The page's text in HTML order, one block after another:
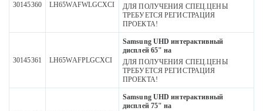
30145360 LH65WAFWLGCXCI
ДЛЯ ПОЛУЧЕНИЯ СПЕЦ.ЦЕНЫ
ТРЕБУЕТСЯ РЕГИСТРАЦИЯ
ПРОЕКТА!
30145361 LH65WAFPLGCXCI
Samsung UHD интерактивный
дисплей 65" на
ДЛЯ ПОЛУЧЕНИЯ СПЕЦ.ЦЕНЫ
ТРЕБУЕТСЯ РЕГИСТРАЦИЯ
ПРОЕКТА!
Samsung UHD интерактивный
дисплей 75" на